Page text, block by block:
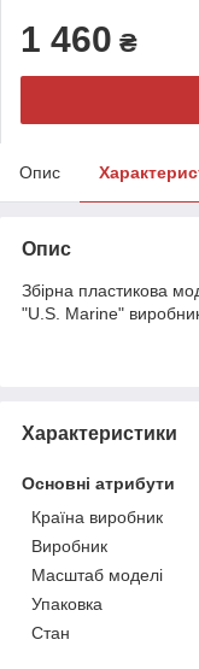
1 460 ₴
Опис
Опис
Збірна пластикова
"U.S. Marine"
Характеристики
Основні атрибути
Країна виробник
Виробник
Масштаб моделі
Упаковка
Стан